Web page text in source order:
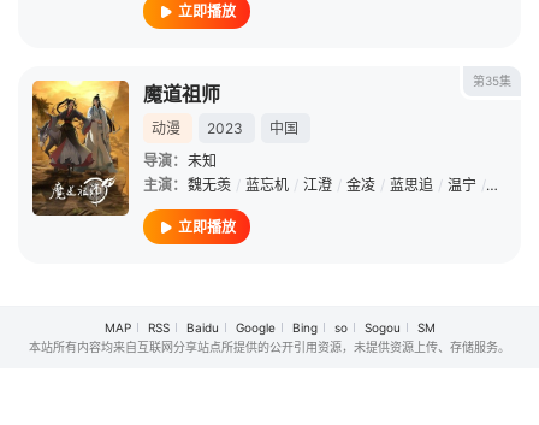
立即播放
第35集
魔道祖师
动漫 2023
中国
导演： 未知
主演： 魏无羡 / 蓝忘机 / 江澄 / 金凌 / 蓝思追 / 温宁 / 蓝景仪
立即播放
MAP RSS Baidu Google Bing so Sogou
SM
本站所有内容均来自互联网分享站点所提供的公开引用资源，未提供资源上传、存储服务。